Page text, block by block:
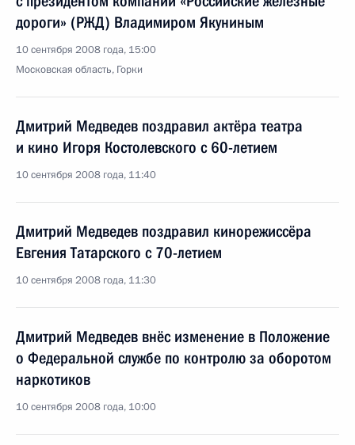
дороги» (РЖД) Владимиром Якуниным
10 сентября 2008 года, 15:00
Московская область, Горки
Дмитрий Медведев поздравил актёра театра
и кино Игоря Костолевского с 60-летием
10 сентября 2008 года, 11:40
Дмитрий Медведев поздравил кинорежиссёра
Евгения Татарского с 70-летием
10 сентября 2008 года, 11:30
Дмитрий Медведев внёс изменение в Положение
о Федеральной службе по контролю за оборотом
наркотиков
10 сентября 2008 года, 10:00